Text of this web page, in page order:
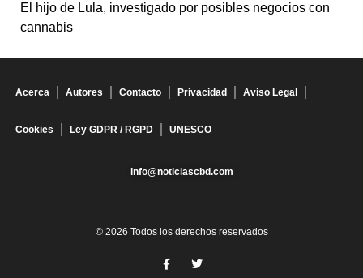
El hijo de Lula, investigado por posibles negocios con
cannabis
Acerca Autores Contacto Privacidad Aviso Legal
Cookies Ley GDPR / RGPD UNESCO
info@noticiascbd.com
© 2026 Todos los derechos reservados